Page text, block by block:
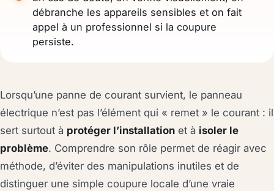
débranche les appareils sensibles et on fait
appel à un professionnel si la coupure
persiste.
Lorsqu’une panne de courant survient, le panneau
électrique n’est pas l’élément qui « remet » le courant : il
sert surtout à protéger l’installation et à isoler le
problème. Comprendre son rôle permet de réagir avec
méthode, d’éviter des manipulations inutiles et de
distinguer une simple coupure locale d’une vraie